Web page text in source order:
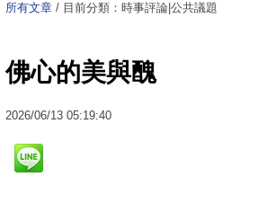
所有文章 / 目前分類：時事評論|公共議題
佛心的美與醜
2026/06/13 05:19:40